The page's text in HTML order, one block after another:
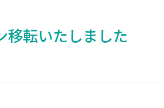
移転いたしました